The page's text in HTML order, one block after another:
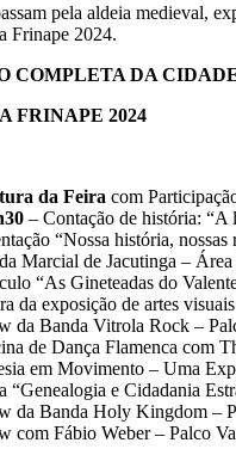
pela aldeia medieval,
Frinape 2024.
COMPLETA DA
FRINAPE 2024
da Feira com
– Contação de história: “A
“Nossa história,
Marcial de Jacutinga – Área
“As Gineteadas do
da exposição de artes
da Banda Vitrola Rock –
de Dança Flamenca com
em Movimento – Uma
“Genealogia e Cidadania
da Banda Holy Kingdom –
com Fábio Weber – Palco